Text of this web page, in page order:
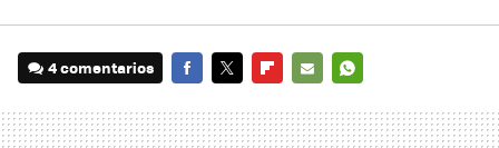
4 comentarios
MAIL